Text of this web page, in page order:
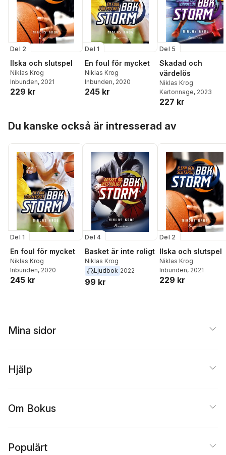
Del 2
Ilska och slutspel
Niklas Krog
Inbunden, 2021
229 kr
Del 1
En foul för mycket
Niklas Krog
Inbunden, 2020
245 kr
Del 5
Skadad och
värdelös
Niklas Krog
Kartonnage, 2023
227 kr
Du kanske också är intresserad av
Del 1
En foul för mycket
Niklas Krog
Inbunden, 2020
245 kr
Del 4
Basket är inte roligt
Niklas Krog
Ljudbok 2022
99 kr
Del 2
Ilska och slutspel
Niklas Krog
Inbunden, 2021
229 kr
Mina sidor
Hjälp
Om Bokus
Populärt